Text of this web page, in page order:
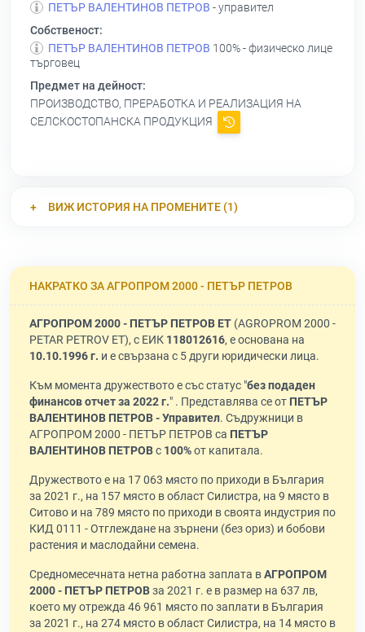
ПЕТЪР ВАЛЕНТИНОВ ПЕТРОВ - управител
Собственост:
ПЕТЪР ВАЛЕНТИНОВ ПЕТРОВ 100% - физическо лице
търговец
Предмет на дейност:
ПРОИЗВОДСТВО, ПРЕРАБОТКА И РЕАЛИЗАЦИЯ НА
СЕЛСКОСТОПАНСКА ПРОДУКЦИЯ
ВИЖ ИСТОРИЯ НА ПРОМЕНИТЕ (1)
НАКРАТКО ЗА АГРОПРОМ 2000 - ПЕТЪР ПЕТРОВ
АГРОПРОМ 2000 - ПЕТЪР ПЕТРОВ ЕТ (AGROPROM 2000 -
PETAR PETROV ET), с ЕИК 118012616, е основана на
10.10.1996 г. и е свързана с 5 други юридически лица.
Към момента дружеството е със статус "без подаден
финансов отчет за 2022 г." . Представлява се от ПЕТЪР
ВАЛЕНТИНОВ ПЕТРОВ - Управител. Съдружници в
АГРОПРОМ 2000 - ПЕТЪР ПЕТРОВ са ПЕТЪР
ВАЛЕНТИНОВ ПЕТРОВс 100%от капитала.
Дружеството е на 17 063 място по приходи в България
за 2021 г., на 157 място в област Силистра, на 9 място в
Ситово и на 789 място по приходи в своята индустрия по
КИД 0111 - Отглеждане на зърнени (без ориз) и бобови
растения и маслодайни семена.
Средномесечната нетна работна заплата вАГРОПРОМ
2000 - ПЕТЪР ПЕТРОВза 2021 г. е в размер на 637 лв,
което му отрежда 46 961 място по заплати в България
за 2021 г., на 274 място в област Силистра, на 14 място в